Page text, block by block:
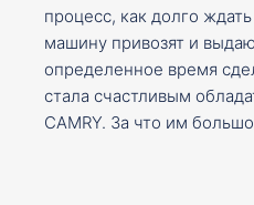
процесс, как долго
машину привозят и
определенное время
стала счастливым
CAMRY. За что им